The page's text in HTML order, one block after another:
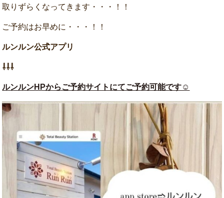
取りずらくなってきます・・・！！
ご予約はお早めに・・・！！
ルンルン公式アプリ
⇩⇩⇩
ルンルンHPからご予約サイトにてご予約可能です☺